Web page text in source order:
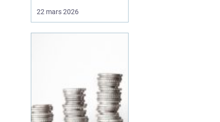
kombination som
&aum...
22 mars 2026